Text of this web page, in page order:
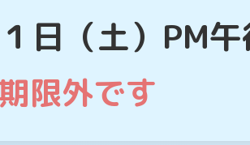
日（土）PM
限外です